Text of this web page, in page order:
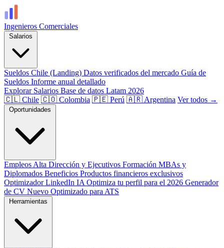
Ingenieros Comerciales
Salarios
Sueldos Chile (Landing) Datos verificados del mercado Guía de
Sueldos Informe anual detallado
Explorar Salarios Base de datos Latam 2026
🇨🇱 Chile 🇨🇴 Colombia 🇵🇪 Perú 🇦🇷 Argentina Ver todos →
Oportunidades
Empleos Alta Dirección y Ejecutivos Formación MBAs y
Diplomados Beneficios Productos financieros exclusivos
Optimizador LinkedIn IA Optimiza tu perfil para el 2026 Generador
de CV Nuevo Optimizado para ATS
Herramientas